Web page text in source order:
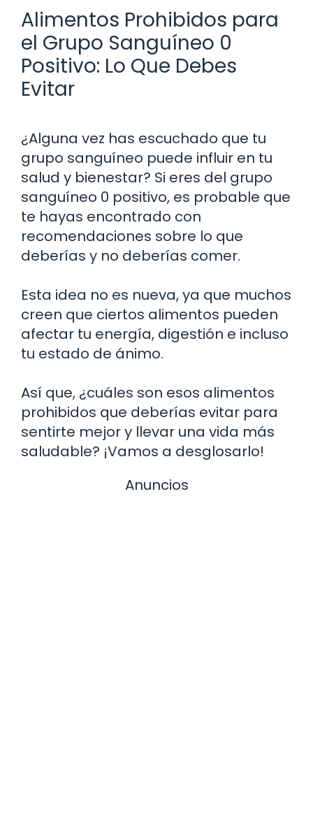
Alimentos Prohibidos para
el Grupo Sanguíneo 0
Positivo: Lo Que Debes
Evitar
¿Alguna vez has escuchado que tu
grupo sanguíneo puede influir en tu
salud y bienestar? Si eres del grupo
sanguíneo 0 positivo, es probable que
te hayas encontrado con
recomendaciones sobre lo que
deberías y no deberías comer.
Esta idea no es nueva, ya que muchos
creen que ciertos alimentos pueden
afectar tu energía, digestión e incluso
tu estado de ánimo.
Así que, ¿cuáles son esos alimentos
prohibidos que deberías evitar para
sentirte mejor y llevar una vida más
saludable? ¡Vamos a desglosarlo!
Anuncios